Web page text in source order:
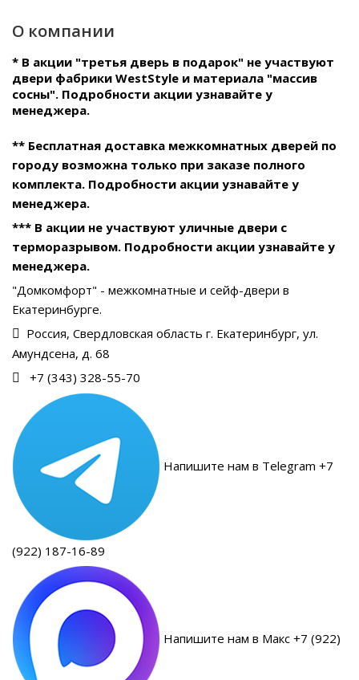
О компании
* В акции "третья дверь в подарок" не участвуют
двери фабрики WestStyle и материала "массив
сосны". Подробности акции узнавайте у
менеджера.
** Бесплатная доставка межкомнатных дверей по
городу возможна только при заказе полного
комплекта. Подробности акции узнавайте у
менеджера.
*** В акции не участвуют уличные двери с
терморазрывом. Подробности акции узнавайте у
менеджера.
"Домкомфорт" - межкомнатные и сейф-двери в
Екатеринбурге.
Россия, Свердловская область г. Екатеринбург, ул.
Амундсена, д. 68
+7 (343) 328-55-70
Напишите нам в Telegram +7
(922) 187-16-89
Напишите нам в Макс +7 (922)